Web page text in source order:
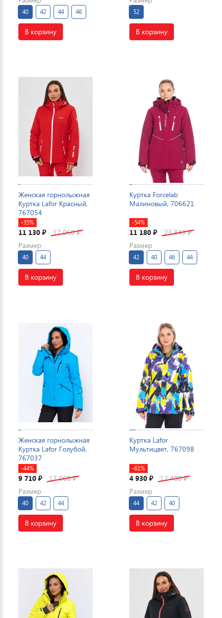
40 42 44 46
В корзину
52
В корзину
Женская горнолыжная
Куртка Lafor Красный,
767054
-35%
11 130 ₽ 17 060₽
Размер
40 44
В корзину
Куртка Forcelab
Малиновый, 706621
-54%
11 180 ₽ 23 840₽
Размер
42 40 46 44
В корзину
Женская горнолыжная
Куртка Lafor Голубой,
767037
-44%
9 710 ₽ 17 060₽
Размер
40 42 44
В корзину
Куртка Lafor
Мультицвет, 767098
-61%
4 930 ₽ 12 480₽
Размер
44 42 40
В корзину